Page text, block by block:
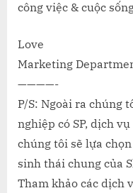
công việc & cuộc
Love
Marketing
————-
P/S: Ngoài ra chúng
nghiệp có SP, dịch
chúng tôi sẽ lựa
sinh thái chung của
Tham khảo các dịch